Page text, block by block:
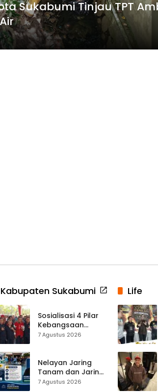
Sukabumi Tinjau TPT
Kabupaten Sukabumi
Sosialisasi 4 Pilar
Kebangsaan
Digelar di
Tekankan
Pentingnya
Persatuan
7 Agustus 2026
Nelayan Jaring
Tanam dan Jaring
Obor
7 Agustus 2026
Life